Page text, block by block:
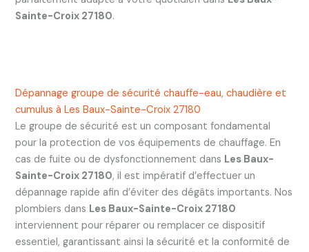
Sainte-Croix 27180.
Dépannage groupe de sécurité chauffe-eau, chaudière et
cumulus à Les Baux-Sainte-Croix 27180
Le groupe de sécurité est un composant fondamental
pour la protection de vos équipements de chauffage. En
cas de fuite ou de dysfonctionnement dans Les Baux-
Sainte-Croix 27180, il est impératif d’effectuer un
dépannage rapide afin d’éviter des dégâts importants. Nos
plombiers dans Les Baux-Sainte-Croix 27180
interviennent pour réparer ou remplacer ce dispositif
essentiel, garantissant ainsi la sécurité et la conformité de